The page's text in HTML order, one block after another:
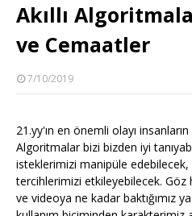
Akıllı
ve Cemaatler
7/10/2019
21.yy'ın en önemli olayı
Algoritmalar bizi bizden iyi
isteklerimizi manipüle
tercihlerimizi etkileyebilecek.
ve videoya ne kadar baktığımız